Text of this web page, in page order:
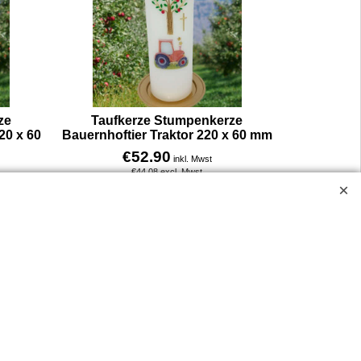
x 60
Taufkerze Stumpenkerze
Bauernhoftier Traktor 220 x 60 mm
€52.90 inkl. Mwst
€44.08 excl. Mwst